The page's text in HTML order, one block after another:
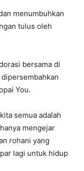
menumbuhkan
tulus oleh
bersama di
You.
semua adalah
mengejar
rohani yang
lagi untuk hidup